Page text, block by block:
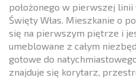
położonego w pierwszej
Święty Włas. Mieszkanie o
się na pierwszym piętrze i
umeblowane z całym
gotowe do
znajduje się korytarz,